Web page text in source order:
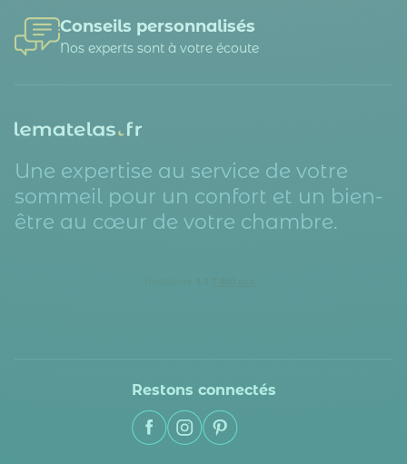
Conseils personnalisés
Nos experts sont à votre écoute
Une expertise au service de votre
sommeil pour un confort et un bien-
être au cœur de votre chambre.
Restons connectés